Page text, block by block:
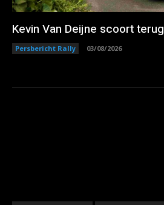
Kevin Van Deijne scoort
Persbericht Rally 03/08/2026